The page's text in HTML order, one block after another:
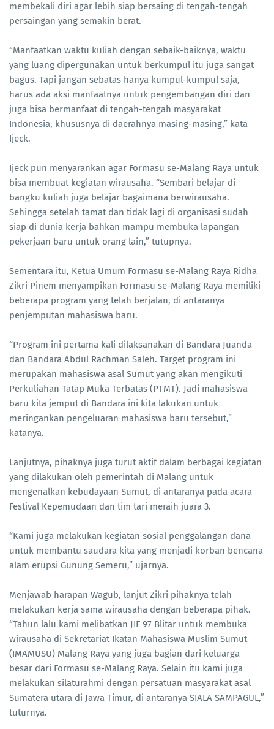
membekali diri agar lebih siap bersaing di tengah-tengah
persaingan yang semakin berat.
“Manfaatkan waktu kuliah dengan sebaik-baiknya, waktu
yang luang dipergunakan untuk berkumpul itu juga sangat
bagus. Tapi jangan sebatas hanya kumpul-kumpul saja,
harus ada aksi manfaatnya untuk pengembangan diri dan
juga bisa bermanfaat di tengah-tengah masyarakat
Indonesia, khususnya di daerahnya masing-masing,” kata
Ijeck.
Ijeck pun menyarankan agar Formasu se-Malang Raya untuk
bisa membuat kegiatan wirausaha. “Sembari belajar di
bangku kuliah juga belajar bagaimana berwirausaha.
Sehingga setelah tamat dan tidak lagi di organisasi sudah
siap di dunia kerja bahkan mampu membuka lapangan
pekerjaan baru untuk orang lain,” tutupnya.
Sementara itu, Ketua Umum Formasu se-Malang Raya Ridha
Zikri Pinem menyampikan Formasu se-Malang Raya memiliki
beberapa program yang telah berjalan, di antaranya
penjemputan mahasiswa baru.
“Program ini pertama kali dilaksanakan di Bandara Juanda
dan Bandara Abdul Rachman Saleh. Target program ini
merupakan mahasiswa asal Sumut yang akan mengikuti
Perkuliahan Tatap Muka Terbatas (PTMT). Jadi mahasiswa
baru kita jemput di Bandara ini kita lakukan untuk
meringankan pengeluaran mahasiswa baru tersebut,”
katanya.
Lanjutnya, pihaknya juga turut aktif dalam berbagai kegiatan
yang dilakukan oleh pemerintah di Malang untuk
mengenalkan kebudayaan Sumut, di antaranya pada acara
Festival Kepemudaan dan tim tari meraih juara 3.
“Kami juga melakukan kegiatan sosial penggalangan dana
untuk membantu saudara kita yang menjadi korban bencana
alam erupsi Gunung Semeru,” ujarnya.
Menjawab harapan Wagub, lanjut Zikri pihaknya telah
melakukan kerja sama wirausaha dengan beberapa pihak.
“Tahun lalu kami melibatkan JIF 97 Blitar untuk membuka
wirausaha di Sekretariat Ikatan Mahasiswa Muslim Sumut
(IMAMUSU) Malang Raya yang juga bagian dari keluarga
besar dari Formasu se-Malang Raya. Selain itu kami juga
melakukan silaturahmi dengan persatuan masyarakat asal
Sumatera utara di Jawa Timur, di antaranya SIALA SAMPAGUL,”
tuturnya.